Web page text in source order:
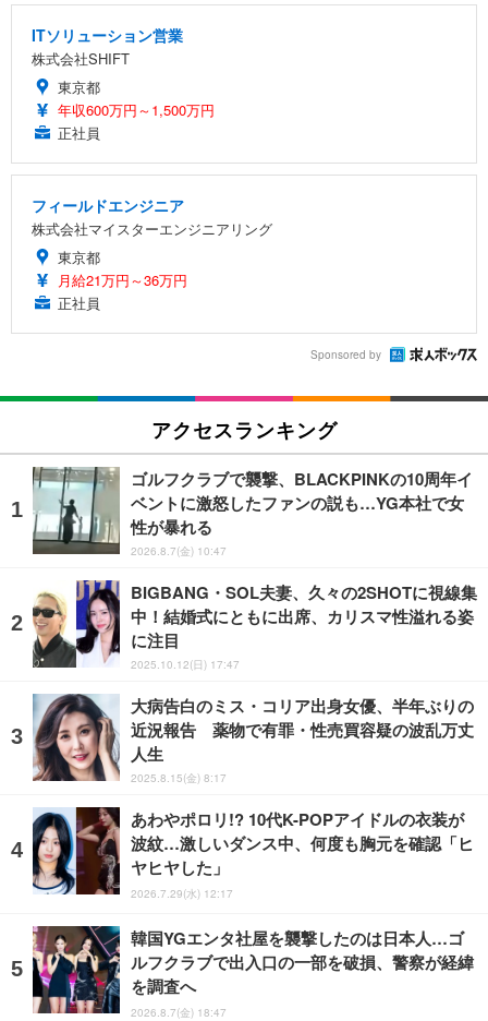
ITソリューション営業
株式会社SHIFT
東京都
年収600万円～1,500万円
正社員
フィールドエンジニア
株式会社マイスターエンジニアリング
東京都
月給21万円～36万円
正社員
Sponsored by
アクセスランキング
ゴルフクラブで襲撃、BLACKPINKの10周年イ
ベントに激怒したファンの説も…YG本社で女
性が暴れる
2026.8.7(金) 10:47
BIGBANG・SOL夫妻、久々の2SHOTに視線集
中！結婚式にともに出席、カリスマ性溢れる姿
に注目
2025.10.12(日) 17:47
大病告白のミス・コリア出身女優、半年ぶりの
近況報告 薬物で有罪・性売買容疑の波乱万丈
人生
2025.8.15(金) 8:17
あわやポロリ!? 10代K-POPアイドルの衣装が
波紋…激しいダンス中、何度も胸元を確認「ヒ
ヤヒヤした」
2026.7.29(水) 12:17
韓国YGエンタ社屋を襲撃したのは日本人…ゴ
ルフクラブで出入口の一部を破損、警察が経緯
を調査へ
2026.8.7(金) 18:47